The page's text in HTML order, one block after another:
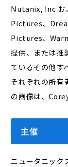
Nutanix, Inc.お
Pictures、
Pictures、
提供、または推
ているその他す
それぞれの所有
の画像は、
主催
ニュータニック